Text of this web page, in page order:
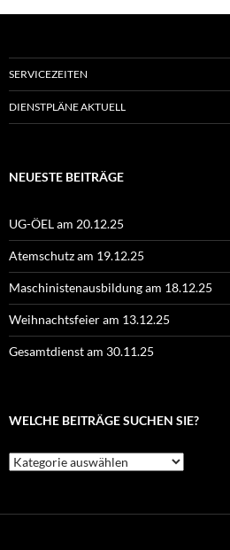
SERVICEZEITEN
DIENSTPLÄNE AKTUELL
NEUESTE BEITRÄGE
UG-ÖEL am 20.12.25
Atemschutz am 19.12.25
Maschinistenausbildung am 18.12.25
Weihnachtsfeier am 13.12.25
Gesamtdienst am 30.11.25
WELCHE BEITRÄGE SUCHEN SIE?
Welche
Beiträge